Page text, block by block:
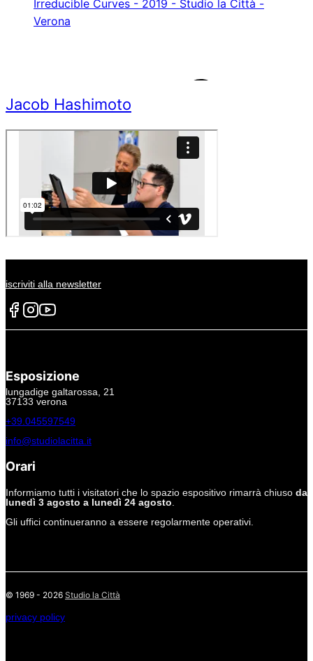
Jacob Hashimoto
iscriviti alla newsletter
Esposizione
lungadige galtarossa, 21
37133 verona
+39.045597549
info@studiolacitta.it
Orari
Informiamo tutti i visitatori che lo spazio espositivo rimarrà chiuso da
lunedì 3 agosto a lunedì 24 agosto
Gli uffici continueranno a essere regolarmente operativi.
© 1969 - 2026 Studio la Città
privacy policy